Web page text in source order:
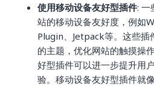
使用移动设备友好型插件: 一
站的移动设备友好度，例如
Plugin、Jetpack等。这些插
的主题，优化网站的触摸操
好型插件可以进一步提升用
验。移动设备友好型插件就